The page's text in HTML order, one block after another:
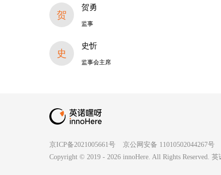
贺
贺勇
监事
史
史忻
监事会主席
京ICP备2021005661号
京公网安备 11010502044267号
Copyright © 2019 - 2026 innoHere. All Rights Reserved.